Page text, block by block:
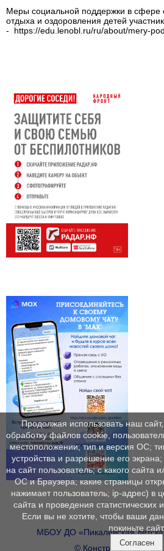
Меры социальной поддержки в сфере
отдыха и оздоровления детей
- https://edu.lenobl.ru/ru/about/mery-
МБОУ ДО «Пикалёвская
© Конструктор сайтов
Продолжая использовать наш
обработку файлов cookie,
местоположении; тип и версия ОС;
устройства и разрешение его
на сайт пользователь; с какого сайта
ОС и Браузера; какие страницы
нажимает пользователь; ip-адрес) в
сайта и проведения статистических
Если вы не хотите, чтобы ваши
покиньте сайт.
Согласен